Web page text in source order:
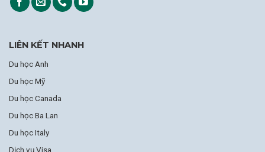
LIÊN KẾT NHANH
Du học Anh
Du học Mỹ
Du học Canada
Du học Ba Lan
Du học Italy
Dịch vụ Visa